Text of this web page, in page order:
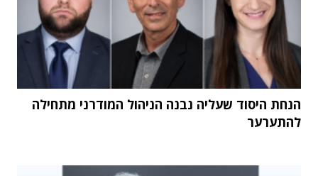
הנחת היסוד שעליה נבנה הניהול המודרני מתחילה
להתערער